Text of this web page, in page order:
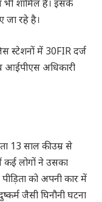
भी शामिल हैं। इसके
जा रहे है।
स्टेशनों में 30FIR दर्ज
आईपीएस अधिकारी
13 साल की उम्र से
कई लोगों ने उसका
को अपनी कार में
जैसी घिनौनी घटना